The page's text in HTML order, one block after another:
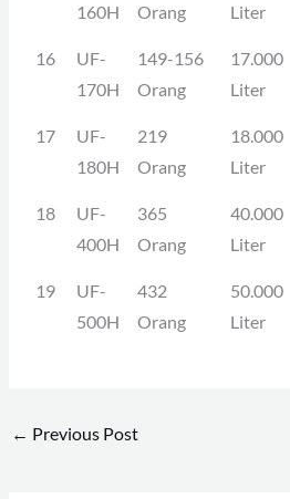
160H
Orang
Liter
16
UF-
170H
149-156
Orang
17.000
Liter
17
UF-
180H
219
Orang
18.000
Liter
18
UF-
400H
365
Orang
40.000
Liter
19
UF-
500H
432
Orang
50.000
Liter
← Previous Post